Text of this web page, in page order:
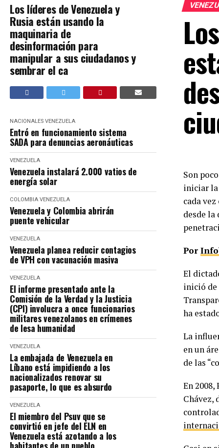
Los líderes de Venezuela y
Rusia están usando la
maquinaria de
desinformación para
manipular a sus ciudadanos y
sembrar el ca
NACIONALES VENEZUELA
Entró en funcionamiento sistema
SADA para denuncias aeronáuticas
VENEZUELA
Venezuela instalará 2.000 vatios de
energía solar
COLOMBIA VENEZUELA
Venezuela y Colombia abrirán
puente vehicular
VENEZUELA
Venezuela planea reducir contagios
de VPH con vacunación masiva
VENEZUELA
El informe presentado ante la
Comisión de la Verdad y la Justicia
(CPI) involucra a once funcionarios
militares venezolanos en crímenes
de lesa humanidad
VENEZUELA
La embajada de Venezuela en
Líbano está impidiendo a los
nacionalizados renovar su
pasaporte, lo que es absurdo
VENEZUELA
El miembro del Psuv que se
convirtió en jefe del ELN en
Venezuela está azotando a los
Son
iniciar la
cada
desde la
Por
El
inició de
ha
La
en un
de las
En
Chávez,